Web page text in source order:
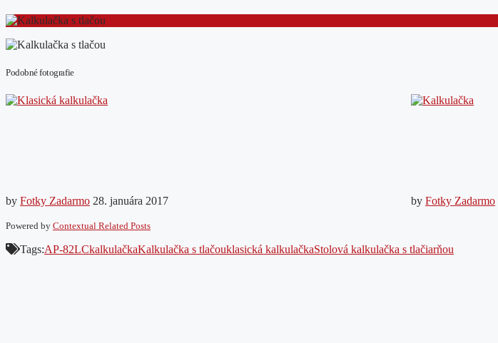
Podobné fotografie
by Fotky Zadarmo 28. januára 2017 byFotky Zadarmo
Powered by Contextual Related Posts
Tags:AP-82LCkalkulačkaKalkulačka s tlačouklasická kalkulačkaStolová kalkulačka s tlačiarňou